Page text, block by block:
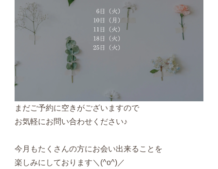
まだご予約に空きがございますので
お気軽にお問い合わせください♪
今月もたくさんの方にお会い出来ることを
楽しみにしております＼(^o^)／